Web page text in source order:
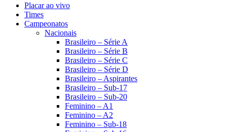
Placar ao vivo
Times
Campeonatos
Nacionais
Brasileiro – Série A
Brasileiro – Série B
Brasileiro – Série C
Brasileiro – Série D
Brasileiro – Aspirantes
Brasileiro – Sub-17
Brasileiro – Sub-20
Feminino – A1
Feminino – A2
Feminino – Sub-18